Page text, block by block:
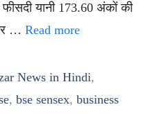
यानी 173.60 अंकों की
… Read more
News in Hindi,
, bse sensex, business